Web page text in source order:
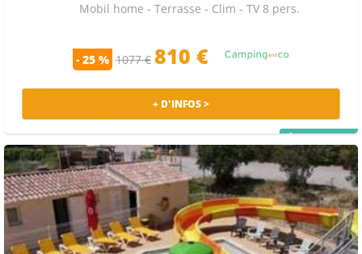
Mobil home - Terrasse - Clim - TV 8 pers.
- 25 % 1077 € 810 €
+ D'INFOS >